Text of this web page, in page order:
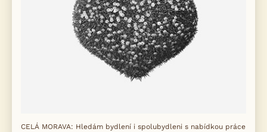
CELÁ MORAVA: Hledám bydlení i spolubydleni s nabídkou práce